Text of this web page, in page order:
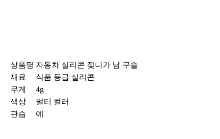
상품명 자동차 실리콘 젖니가 남 구슬
재료
식품 등급 실리콘
무게
4g
색상
멀티 컬러
관습
예